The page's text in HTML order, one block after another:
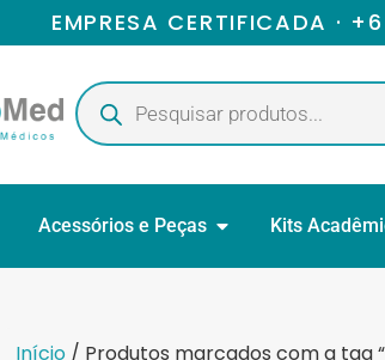
EMPRESA CERTIFICADA ·
Acessórios e Peças Kits
Início / Produtos marcados com a tag